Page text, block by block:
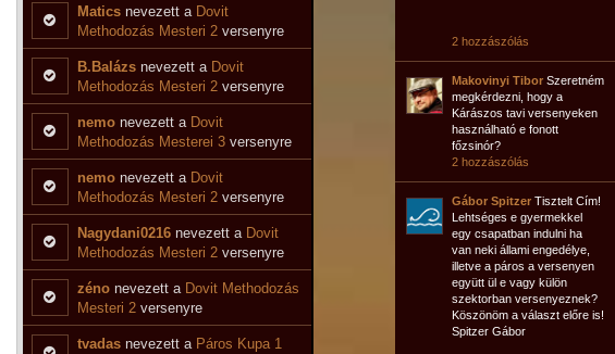
Maticsnevezett a Dovit
Methodozás Mesteri 2versenyre
B.Balázsnevezett a Dovit
Methodozás Mesteri 2versenyre
nemonevezett a Dovit
Methodozás Mesterei 3versenyre
nemonevezett a Dovit
Methodozás Mesteri 2versenyre
Nagydani0216nevezett a Dovit
Methodozás Mesteri 2versenyre
zénonevezett a Dovit Methodozás
Mesteri 2versenyre
tvadasnevezett a Páros Kupa 1
2 hozzászólás
Makovinyi Tibor Szeretném
megkérdezni, hogy a
Kárászos tavi versenyeken
használható e fonott
főzsinór?
2 hozzászólás
Gábor Spitzer Tisztelt Cím!
Lehtséges e gyermekkel
egy csapatban indulni ha
van neki állami engedélye,
illetve a páros a versenyen
együtt ül e vagy külön
szektorban versenyeznek?
Köszönöm a választ előre is!
Spitzer Gábor